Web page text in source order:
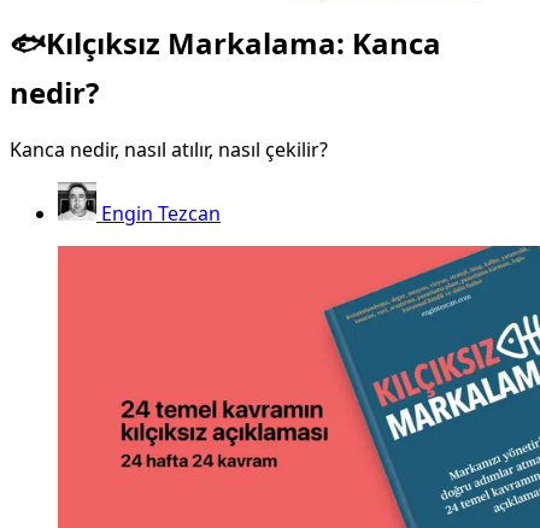
🐟Kılçıksız Markalama: Kanca
nedir?
Kanca nedir, nasıl atılır, nasıl çekilir?
Engin Tezcan